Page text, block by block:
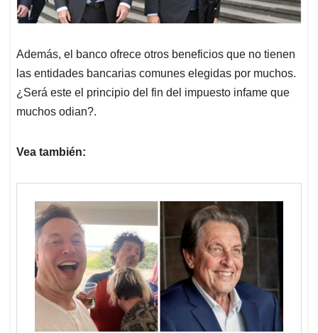
Además, el banco ofrece otros beneficios que no tienen
las entidades bancarias comunes elegidas por muchos.
¿Será este el principio del fin del impuesto infame que
muchos odian?.
Vea también: